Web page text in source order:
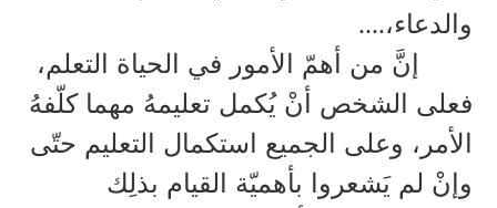
والدعاء،....
إنَّ من أهمّ الأمور في الحياة التعلم،
فعلى الشخص أنْ يُكمل تعليمهُ مهما كلّفهُ
الأمر، وعلى الجميع استكمال التعليم حتّى
وإنْ لم يَشعروا بأهميّة القيام بذلِك